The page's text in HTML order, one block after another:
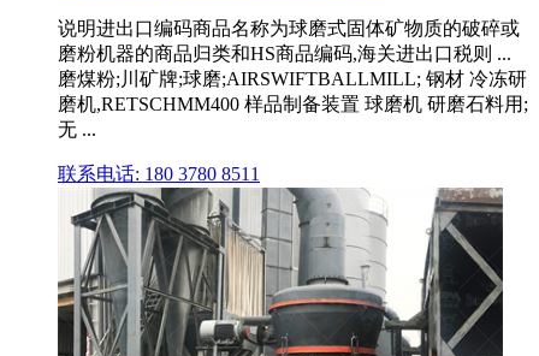
说明进出口编码商品名称为球磨式固体矿物质的破碎或
磨粉机器的商品归类和HS商品编码,海关进出口税则 ...
磨煤粉;川矿牌;球磨;AIRSWIFTBALLMILL; 钢材 冷冻研
磨机,RETSCHMM400 样品制备装置 球磨机 研磨石料用;
无 ...
联系电话: 180 3780 8511